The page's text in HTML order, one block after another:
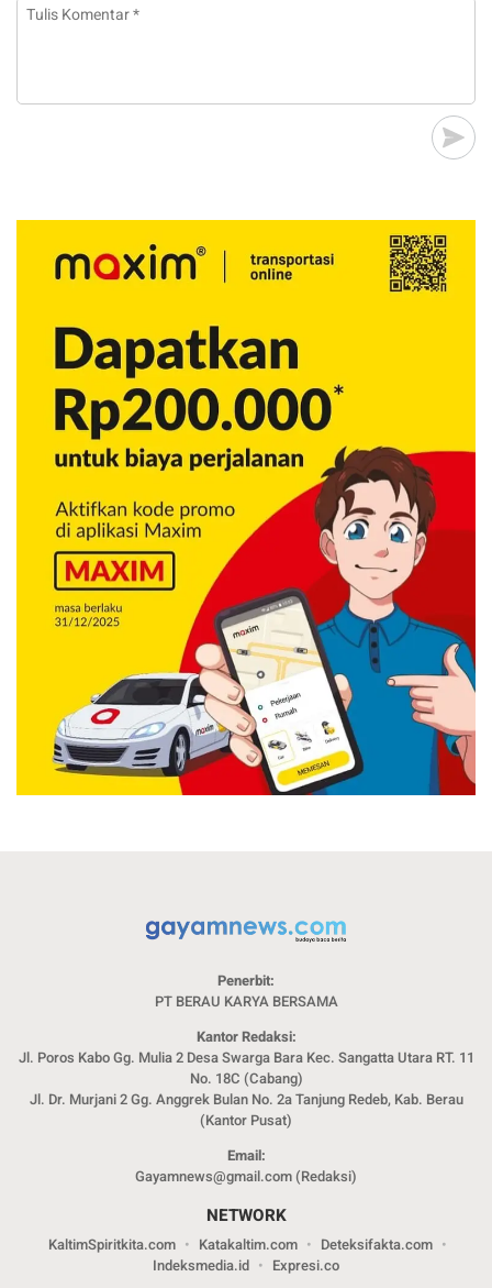
Penerbit:
PT BERAU KARYA BERSAMA
Kantor Redaksi:
Jl. Poros Kabo Gg. Mulia 2 Desa Swarga Bara Kec. Sangatta Utara RT. 11
No. 18C (Cabang)
Jl. Dr. Murjani 2 Gg. Anggrek Bulan No. 2a Tanjung Redeb, Kab. Berau
(Kantor Pusat)
Email:
Gayamnews@gmail.com (Redaksi)
NETWORK
KaltimSpiritkita.com Katakaltim.com
Deteksifakta.com
Indeksmedia.id
Expresi.co